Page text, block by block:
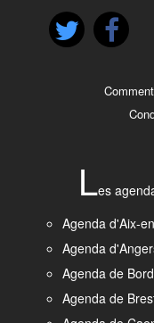
Les
Agenda d'Aix-
Agenda
Agenda de
Agenda de